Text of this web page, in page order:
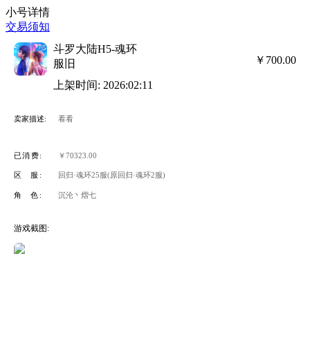
小号详情
交易须知
斗罗大陆H5-魂环
服旧
上架时间: 2026:02:11
￥700.00
卖家描述: 看看
已消费: ￥70323.00
区 服: 回归·魂环25服(原回归·魂环2服)
角 色: 沉沦丶熠七
游戏截图: